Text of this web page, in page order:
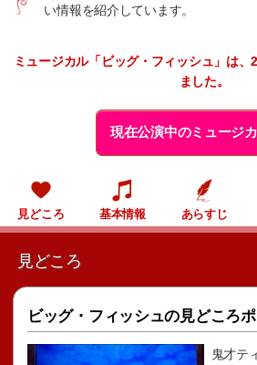
い情報を紹介しています。
ミュージカル「ビッグ・フィッシュ」は
ました。
現在公演中のミュージ
見どころ 基本情報 あらすじ
見どころ
ビッグ・フィッシュの見どころ
鬼才テ